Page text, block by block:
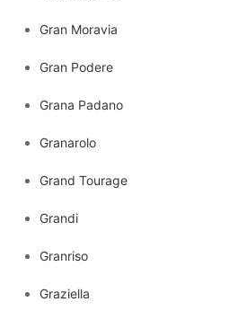
Gran Moravia
Gran Podere
Grana Padano
Granarolo
Grand Tourage
Grandi
Granriso
Graziella